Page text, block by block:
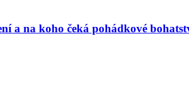
a na koho čeká pohádkové